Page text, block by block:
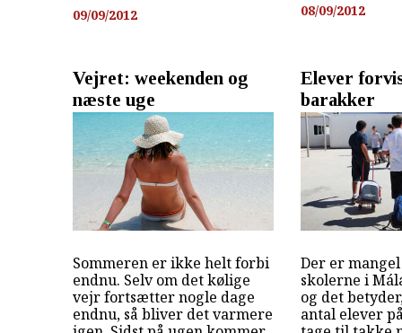
09/09/2012 08/09/2012
Vejret: weekenden og
næste uge
Sommeren er ikke helt forbi
endnu. Selv om det kølige
vejr fortsætter nogle dage
endnu, så bliver det varmere
Elever
barakker
Der er
skolerne i
og det
antal elever